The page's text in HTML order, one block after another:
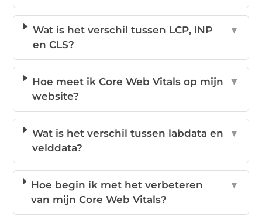
Wat is het verschil tussen LCP, INP
en CLS?
▼
Hoe meet ik Core Web Vitals op mijn
website?
▼
Wat is het verschil tussen labdata en
velddata?
▼
Hoe begin ik met het verbeteren
van mijn Core Web Vitals?
▼